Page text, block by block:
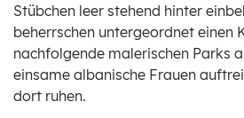
Stübchen leer stehend hinter
beherrschen untergeordnet einen
nachfolgende malerischen Parks
einsame albanische Frauen
dort ruhen.